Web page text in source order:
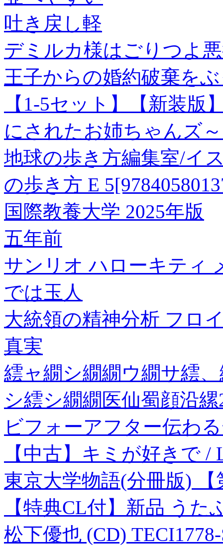
吐き戻し軽
デミルカ様はごりつよ
王子からの婚約破棄を
【1-5セット】【新装
にされたお姉ちゃんズ
地球の歩き方編集室/イ
の歩き方 E
国際教養大学 2025年版
五年前
サンリオ ハローキティ
では玉人
大統領の精神分析 フロ
真実
繧ャ繝シ繝繝ウ繝サ繧
シ繧シ繝繝医仙蜀顔沿縲
ビフォーアフター伝わ
【中古】キミが好きで /
東京大学物語(分冊版) 【
【特典CL付】新品 う
松下優也 (CD)